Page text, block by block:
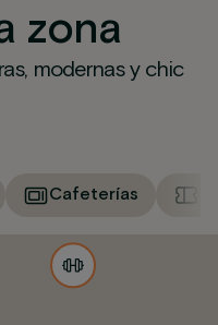
zona
modernas y chic
Cafeterías